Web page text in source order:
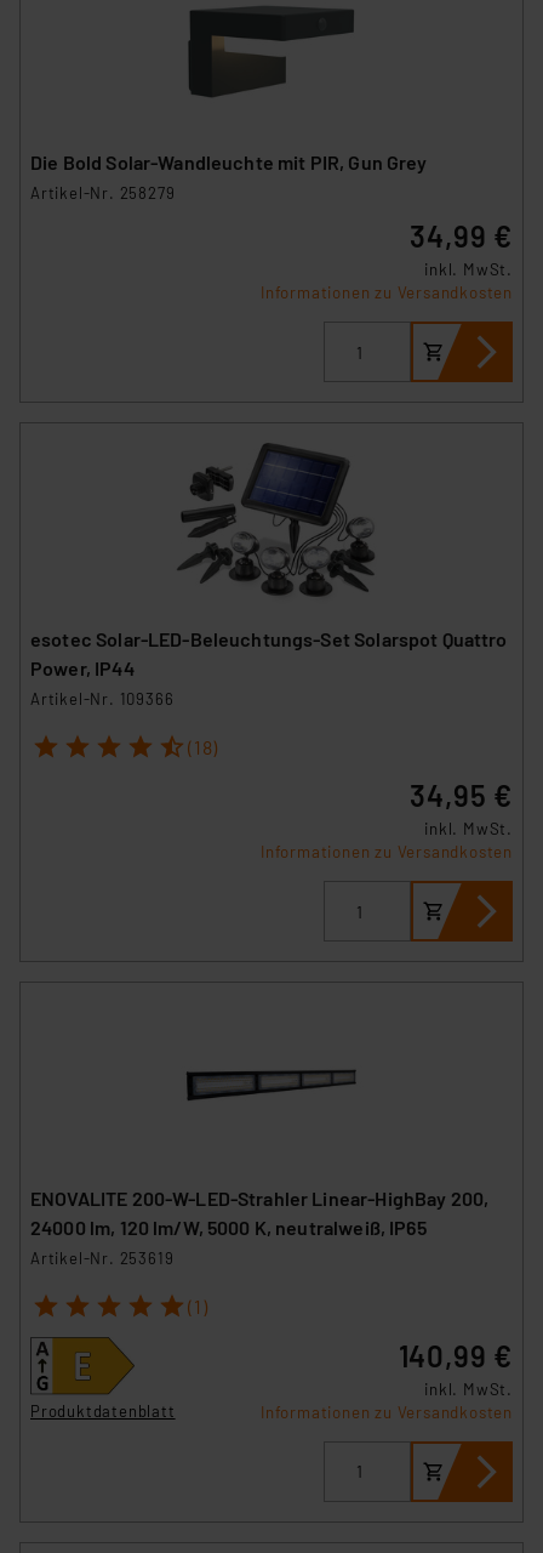
Die Bold Solar-Wandleuchte mit PIR, Gun Grey
Artikel-Nr. 258279
34,99 €
inkl. MwSt.
Informationen zu Versandkosten
esotec Solar-LED-Beleuchtungs-Set Solarspot Quattro
Power, IP44
Artikel-Nr. 109366
1 2 3 4 5 (18)
34,95 €
inkl. MwSt.
Informationen zu Versandkosten
ENOVALITE 200-W-LED-Strahler Linear-HighBay 200,
24000 lm, 120 lm/W, 5000 K, neutralweiß, IP65
Artikel-Nr. 253619
1 2 3 4 5 (1)
Produktdatenblatt
140,99 €
inkl. MwSt.
Informationen zu Versandkosten